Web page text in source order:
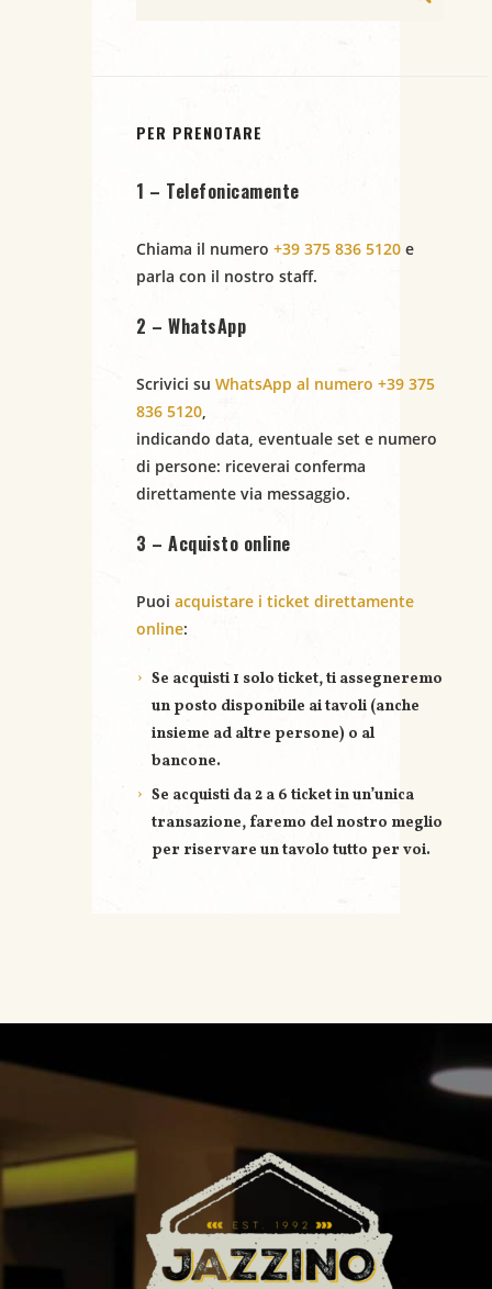
z
e
PER PRENOTARE
1 – Telefonicamente
Chiama il numero +39 375 836 5120 e
parla con il nostro staff.
2 – WhatsApp
Scrivici su WhatsApp al numero +39 375
836 5120,
indicando data, eventuale set e numero
di persone: riceverai conferma
direttamente via messaggio.
3 – Acquisto online
Puoi acquistare i ticket direttamente
online:
Se acquisti 1 solo ticket, ti assegneremo
un posto disponibile ai tavoli (anche
insieme ad altre persone) o al
bancone.
Se acquisti da 2 a 6 ticketin un’unica
transazione, faremo del nostro meglio
per riservare untavolo tutto per voi.